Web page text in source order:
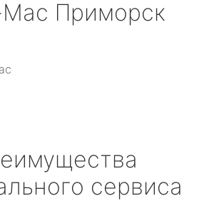
Приморск
сервиса